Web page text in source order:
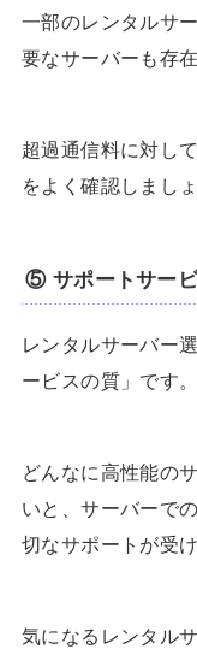
一部のレンタルサ
要なサーバーも存在
超過通信料に対し
をよく確認しましょ
⑤ サポートサー
レンタルサーバー
ービスの質」です。
どんなに高性能の
いと、サーバーで
切なサポートが受
気になるレンタル